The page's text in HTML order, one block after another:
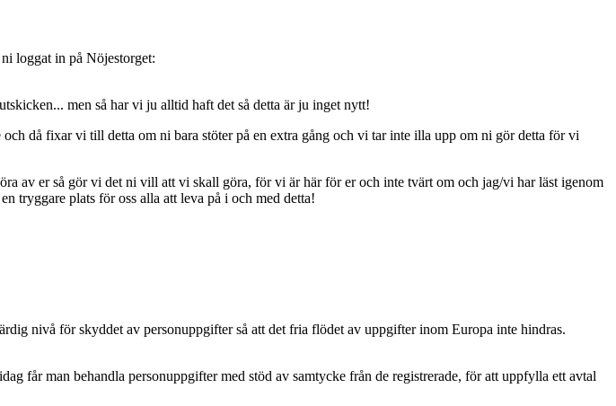
loggat in på Nöjestorget:
men så har vi ju alltid haft det så detta är ju inget nytt!
då fixar vi till detta om ni bara stöter på en extra gång och vi tar inte illa upp om ni gör detta för vi
av er så gör vi det ni vill att vi skall göra, för vi är här för er och inte tvärt om och jag/vi har läst igenom
tryggare plats för oss alla att leva på i och med detta!
nivå för skyddet av personuppgifter så att det fria flödet av uppgifter inom Europa inte hindras.
får man behandla personuppgifter med stöd av samtycke från de registrerade, för att uppfylla ett avtal